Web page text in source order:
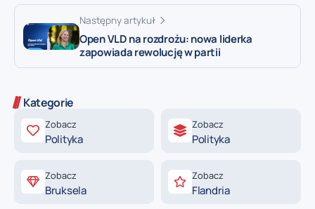
Następny artykuł
Open VLD na rozdrożu: nowa liderka
zapowiada rewolucję w partii
Kategorie
Zobacz
Polityka
Zobacz
Polityka
Zobacz
Bruksela
Zobacz
Flandria